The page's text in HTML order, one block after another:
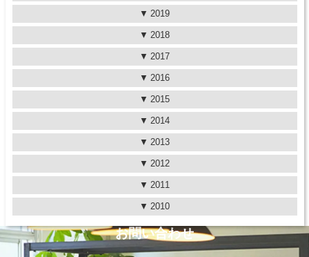
2019
2018
2017
2016
2015
2014
2013
2012
2011
2010
お問い合わせ